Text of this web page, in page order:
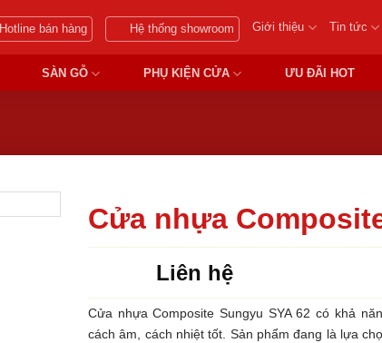
Hotline bán hàng Hệ thống showroom Giới thiệu Tin tức
SÀN GỖ PHỤ KIỆN CỬA ƯU ĐÃI HOT
Cửa nhựa
Liên hệ
Cửa nhựa Composite Sungyu SYA 62 có khả
cách âm, cách nhiệt tốt. Sản phẩm đang là lựa